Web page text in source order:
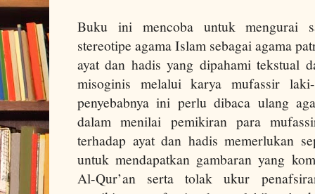
Buku ini mencoba untuk mengurai
stereotipe agama Islam sebagai agama
ayat dan hadis yang dipahami tekstual
misoginis melalui karya mufassir
penyebabnya ini perlu dibaca ulang
dalam menilai pemikiran para
terhadap ayat dan hadis memerlukan
untuk mendapatkan gambaran yang
Al-Qur’an serta tolak ukur